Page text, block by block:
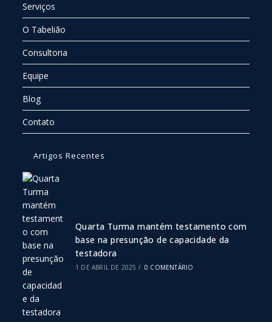
Serviços
O Tabelião
Consultoria
Equipe
Blog
Contato
Artigos Recentes
Quarta Turma mantém testamento com
base na presunção de capacidade da
testadora
1 DE ABRIL DE 2025 / 0 COMENTÁRIO